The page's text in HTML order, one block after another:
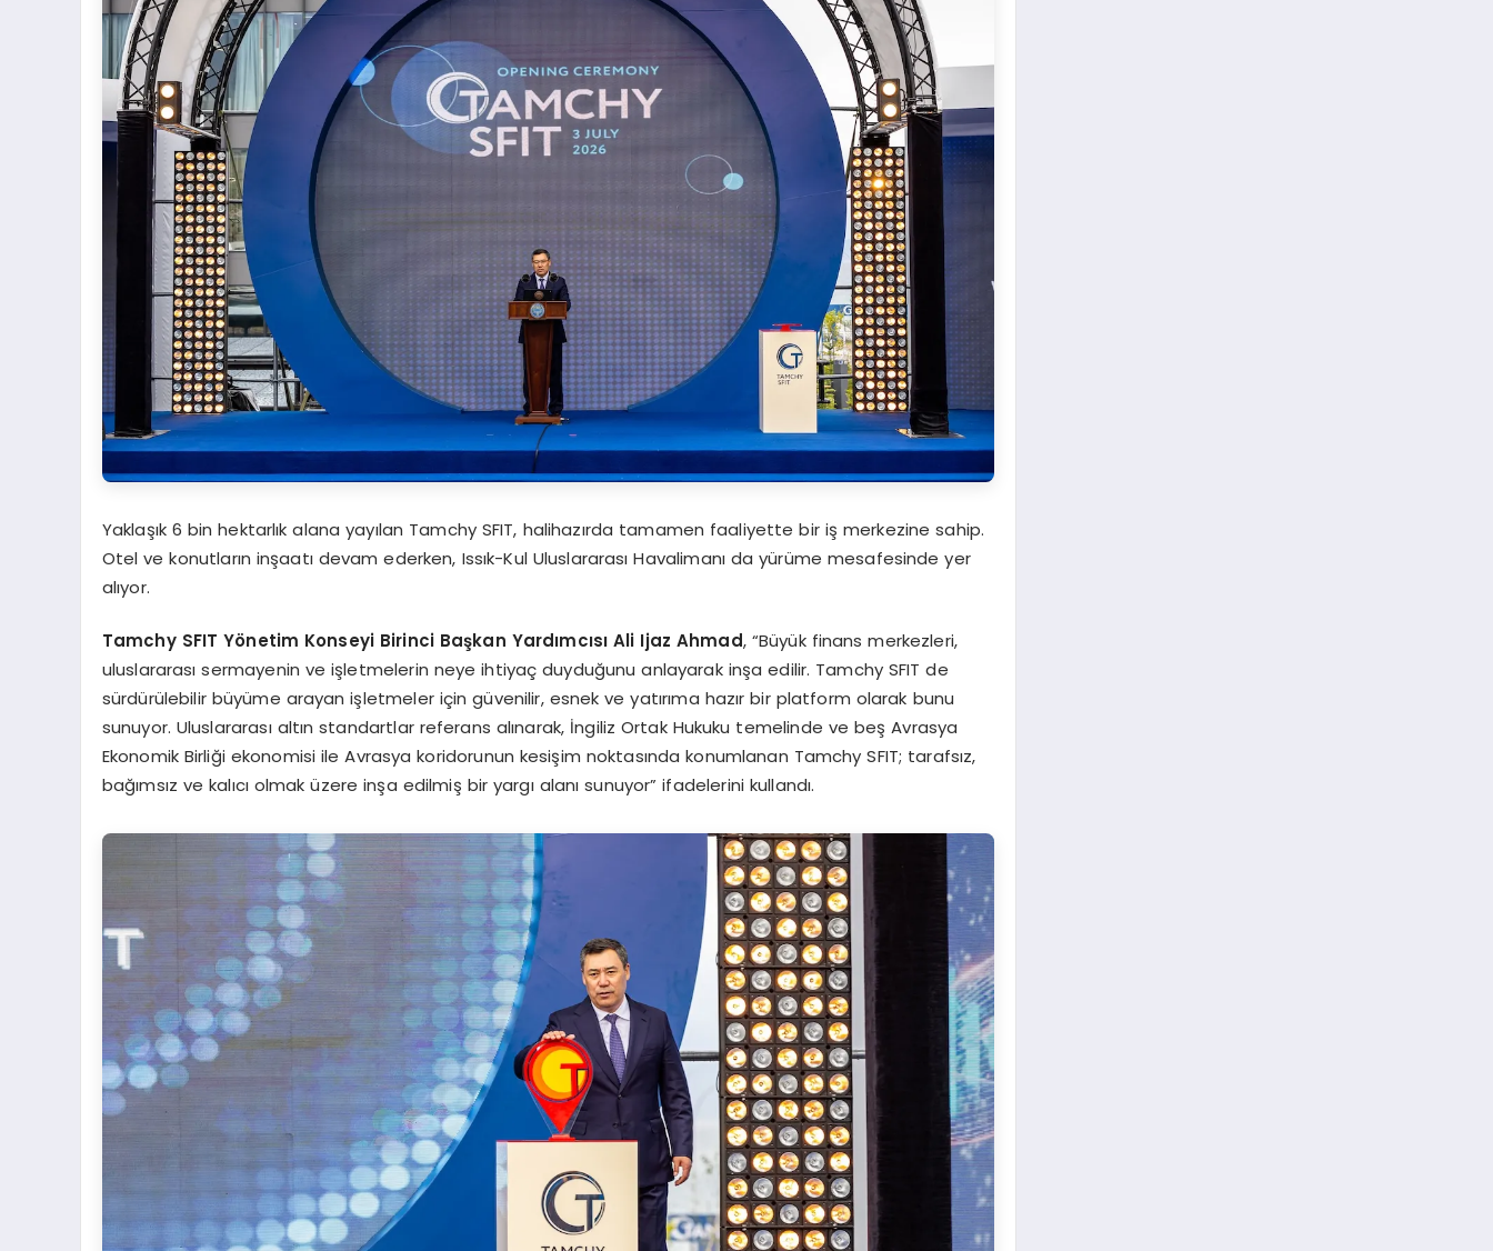
Yaklaşık 6 bin hektarlık alana yayılan Tamchy SFIT, halihazırda tamamen faaliyette bir iş merkezine sahip.
Otel ve konutların inşaatı devam ederken, Issık-Kul Uluslararası Havalimanı da yürüme mesafesinde yer
alıyor.
Tamchy SFIT Yönetim Konseyi Birinci Başkan Yardımcısı Ali Ijaz Ahmad, “Büyük finans merkezleri,
uluslararası sermayenin ve işletmelerin neye ihtiyaç duyduğunu anlayarak inşa edilir. Tamchy SFIT de
sürdürülebilir büyüme arayan işletmeler için güvenilir, esnek ve yatırıma hazır bir platform olarak bunu
sunuyor. Uluslararası altın standartlar referans alınarak, İngiliz Ortak Hukuku temelinde ve beş Avrasya
Ekonomik Birliği ekonomisi ile Avrasya koridorunun kesişim noktasında konumlanan Tamchy SFIT; tarafsız,
bağımsız ve kalıcı olmak üzere inşa edilmiş bir yargı alanı sunuyor” ifadelerini kullandı.